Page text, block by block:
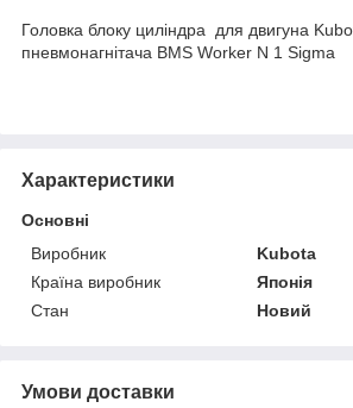
Головка блоку циліндра для двигуна
пневмонагнітача BMS Worker N 1 Sigma
Характеристики
Основні
Виробник
Kubota
Країна виробник
Японія
Стан
Новий
Умови доставки